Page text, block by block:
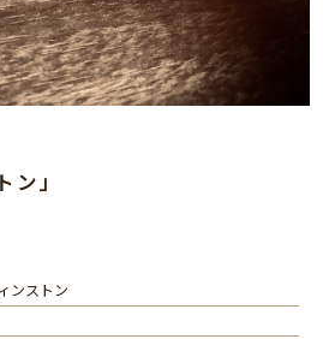
ン｣
ンストン